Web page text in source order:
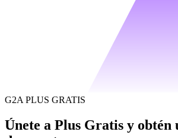
G2A PLUS GRATIS
Únete a Plus Gratis y obtén